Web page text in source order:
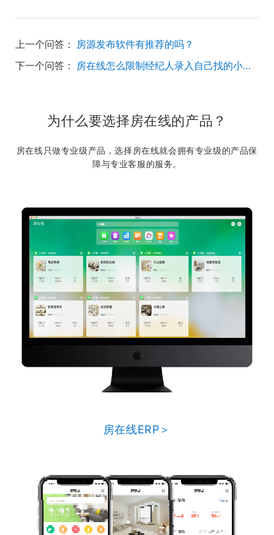
上一个问答：
房源发布软件有推荐的吗？
下一个问答：
房在线怎么限制经纪人录入自己找的小区楼盘？
为什么要选择房在线的产品？
房在线只做专业级产品，选择房在线就会拥有专业级的产品保
障与专业客服的服务。
房在线ERP＞